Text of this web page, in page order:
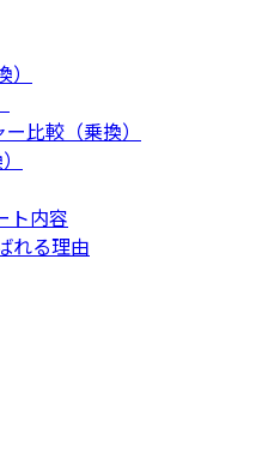
比較（乗換）
ト内容
れる理由